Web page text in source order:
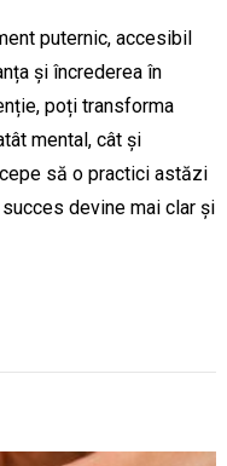
puternic, accesibil
și încrederea în
poți transforma
mental, cât și
să o practici astăzi
devine mai clar și